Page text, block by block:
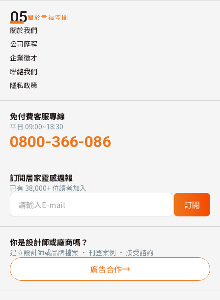
05關於幸福空間
關於我們
公司歷程
企業徵才
聯絡我們
隱私政策
免付費客服專線
平日 09:00~18:30
0800-366-086
訂閱居家靈感週報
已有 38,000+ 位讀者加入
訂閱
你是設計師或廠商嗎？
建立設計師或品牌檔案 · 刊登案例 · 接受諮詢
廣告合作